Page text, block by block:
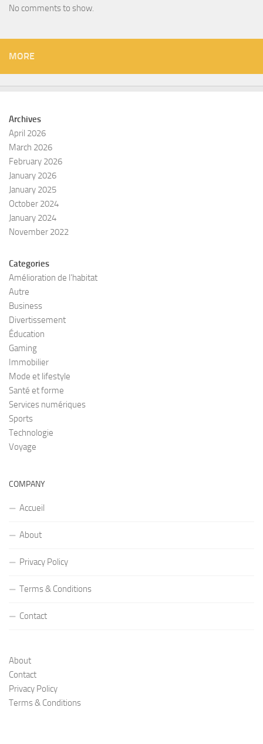
No comments to show.
MORE
Archives
April 2026
March 2026
February 2026
January 2026
January 2025
October 2024
January 2024
November 2022
Categories
Amélioration de l’habitat
Autre
Business
Divertissement
Éducation
Gaming
Immobilier
Mode et lifestyle
Santé et forme
Services numériques
Sports
Technologie
Voyage
COMPANY
Accueil
About
Privacy Policy
Terms & Conditions
Contact
About
Contact
Privacy Policy
Terms & Conditions